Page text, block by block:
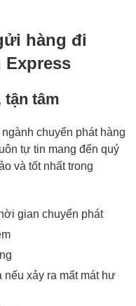
hàng đi
Express
tận tâm
chuyển phát hàng
tự tin mang đến quý
và tốt nhất trong
gian chuyển phát
nếu xảy ra mất mát hư